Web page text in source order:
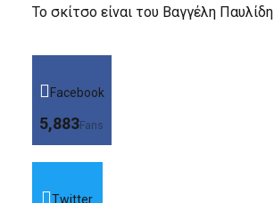
Το σκίτσο είναι του Βαγγέλη Παυλίδη
Facebook
5,883Fans
Twitter